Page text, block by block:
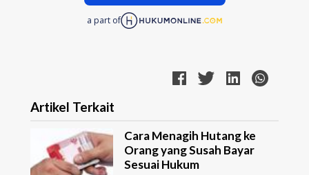
a part of
Artikel Terkait
Cara Menagih Hutang ke
Orang yang Susah Bayar
Sesuai Hukum